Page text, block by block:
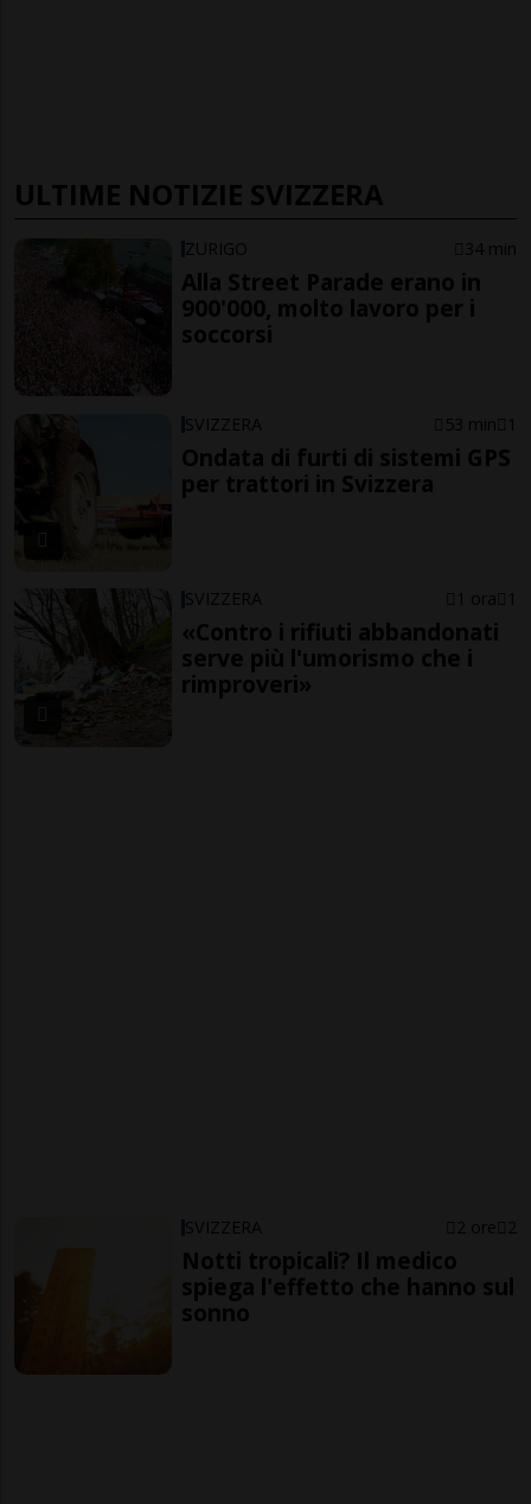
ULTIME NOTIZIE SVIZZERA
ZURIGO 34 min
Alla Street Parade erano in
900'000, molto lavoro per i
soccorsi
SVIZZERA 53 min 1
Ondata di furti di sistemi GPS
per trattori in Svizzera
SVIZZERA 1 ora 1
«Contro i rifiuti abbandonati
serve più l'umorismo che i
rimproveri»
SVIZZERA 2 ore 2
Notti tropicali? Il medico
spiega l'effetto che hanno sul
sonno